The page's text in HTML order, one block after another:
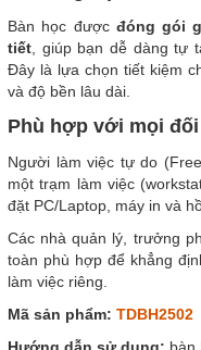
Bàn học được đóng gói
tiết , giúp bạn dễ dàng tự
Đây là lựa chọn tiết kiệm
và độ bền lâu dài.
Phù hợp với mọi
Người làm việc tự do
một trạm làm việc
đặt PC/Laptop, máy in và
Các nhà quản lý, trưởng
toàn phù hợp để khẳng
làm việc riêng.
Mã sản phẩm: TDBH2502